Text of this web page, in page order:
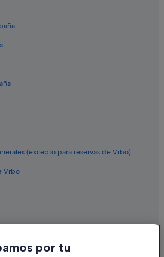
(excepto para reservas de Vrbo)
Vrbo
por tu